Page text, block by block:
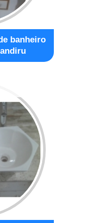
banheiro